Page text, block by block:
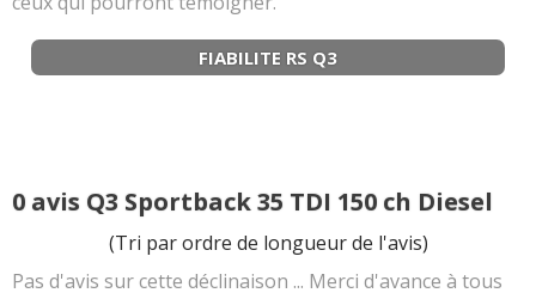
FIABILITE RS Q3
0 avis Q3 Sportback 35 TDI 150 ch Diesel
(Tri par ordre de longueur de l'avis)
Pas d'avis sur cette déclinaison ... Merci d'avance à tous